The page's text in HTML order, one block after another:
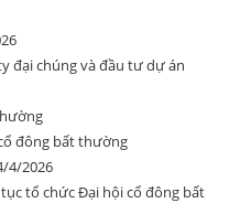
đại chúng và đầu tư dự án
đông bất thường
4/2026
tổ chức Đại hội cổ đông bất